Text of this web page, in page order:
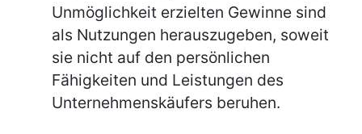
Unmöglichkeit erzielten Gewinne sind
als Nutzungen herauszugeben, soweit
sie nicht auf den persönlichen
Fähigkeiten und Leistungen des
Unternehmenskäufers beruhen.